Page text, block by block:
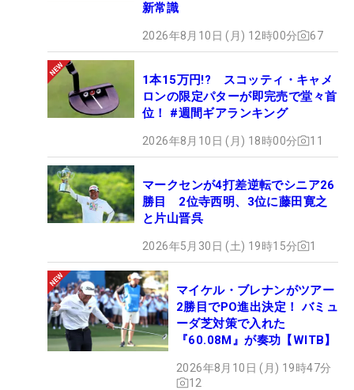
新常識
2026年8月10日 (月) 12時00分 67
1本15万円!? スコッティ・キャメ
ロンの限定パターが即完売で堂々首
位！ #週間ギアランキング
2026年8月10日 (月) 18時00分 11
マークセンが4打差逆転でシニア26
勝目 2位寺西明、3位に藤田寛之
と片山晋呉
2026年5月30日 (土) 19時15分 1
マイケル・ブレナンがツアー
2勝目でPO進出決定！ バミュ
ーダ芝対策で入れた
『60.08M』が奏功【WITB】
2026年8月10日 (月) 19時47分
12